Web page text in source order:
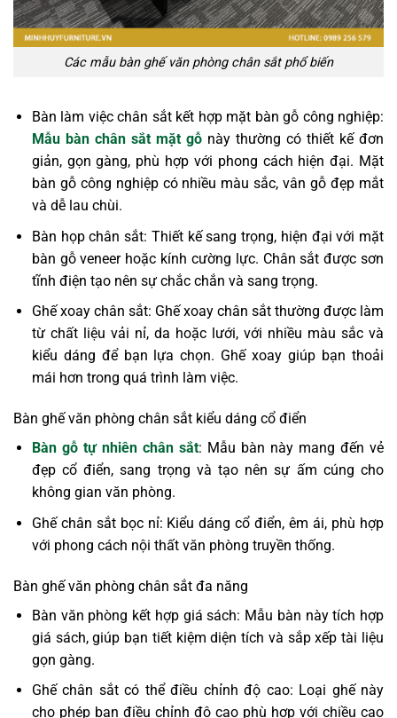
Các mẫu bàn ghế văn phòng chân sắt phổ biến
Bàn làm việc chân sắt kết hợp mặt bàn gỗ công nghiệp:
Mẫu bàn chân sắt mặt gỗnày thường có thiết kế đơn
giản, gọn gàng, phù hợp với phong cách hiện đại. Mặt
bàn gỗ công nghiệp có nhiều màu sắc, vân gỗ đẹp mắt
và dễ lau chùi.
Bàn họp chân sắt: Thiết kế sang trọng, hiện đại với mặt
bàn gỗ veneer hoặc kính cường lực. Chân sắt được sơn
tĩnh điện tạo nên sự chắc chắn và sang trọng.
Ghế xoay chân sắt: Ghế xoay chân sắt thường được làm
từ chất liệu vải nỉ, da hoặc lưới, với nhiều màu sắc và
kiểu dáng để bạn lựa chọn. Ghế xoay giúp bạn thoải
mái hơn trong quá trình làm việc.
Bàn ghế văn phòng chân sắt kiểu dáng cổ điển
Bàn gỗ tự nhiên chân sắt: Mẫu bàn này mang đến vẻ
đẹp cổ điển, sang trọng và tạo nên sự ấm cúng cho
không gian văn phòng.
Ghế chân sắt bọc nỉ: Kiểu dáng cổ điển, êm ái, phù hợp
với phong cách nội thất văn phòng truyền thống.
Bàn ghế văn phòng chân sắt đa năng
Bàn văn phòng kết hợp giá sách: Mẫu bàn này tích hợp
giá sách, giúp bạn tiết kiệm diện tích và sắp xếp tài liệu
gọn gàng.
Ghế chân sắt có thể điều chỉnh độ cao: Loại ghế này
cho phép bạn điều chỉnh độ cao phù hợp với chiều cao